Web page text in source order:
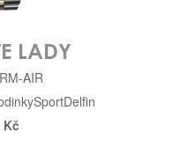
LADY
AIR
SportDelfin
Kč